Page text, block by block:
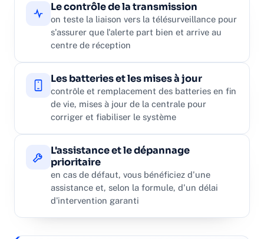
Le contrôle de la transmission
on teste la liaison vers la télésurveillance pour
s'assurer que l'alerte part bien et arrive au
centre de réception
Les batteries et les mises à jour
contrôle et remplacement des batteries en fin
de vie, mises à jour de la centrale pour
corriger et fiabiliser le système
L'assistance et le dépannage
prioritaire
en cas de défaut, vous bénéficiez d'une
assistance et, selon la formule, d'un délai
d'intervention garanti